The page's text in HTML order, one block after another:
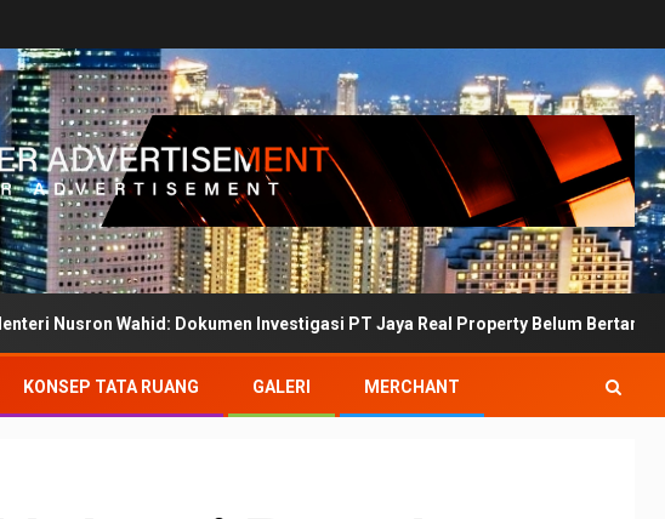
Dokumen Investigasi PT Jaya Real Property Belum Bertanda Tangan
KONSEP TATA RUANG GALERI MERCHANT